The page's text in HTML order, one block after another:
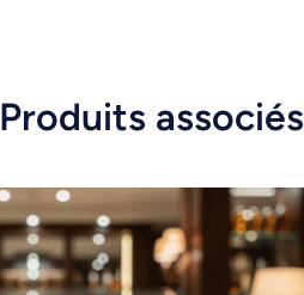
Produits associés